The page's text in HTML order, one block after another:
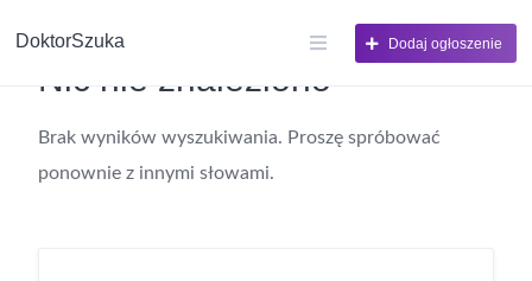
DoktorSzuka Dodaj ogłoszenie
Nic nie znaleziono
Brak wyników wyszukiwania. Proszę spróbować
ponownie z innymi słowami.